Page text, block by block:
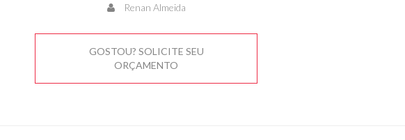
Renan Almeida
GOSTOU? SOLICITE SEU
ORÇAMENTO